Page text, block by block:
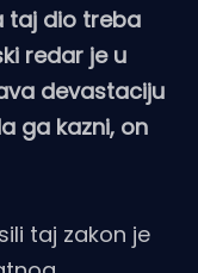
taj dio treba
redar je u
devastaciju
ga kazni, on
taj zakon je